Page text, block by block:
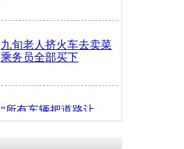
九旬老人挤火车去卖菜
乘务员全部买下
“所有车辆把道路让
开！”儿童突发疾病交